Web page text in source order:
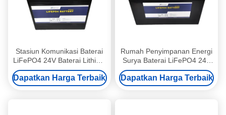
Stasiun Komunikasi Baterai
LiFePO4 24V Baterai Lithium
24v 80ah 2000 Siklus
Dapatkan Harga Terbaik
Rumah Penyimpanan Energi
Surya Baterai LiFePO4 24V
Baterai Siklus Dalam 30Ah
Dapatkan Harga Terbaik